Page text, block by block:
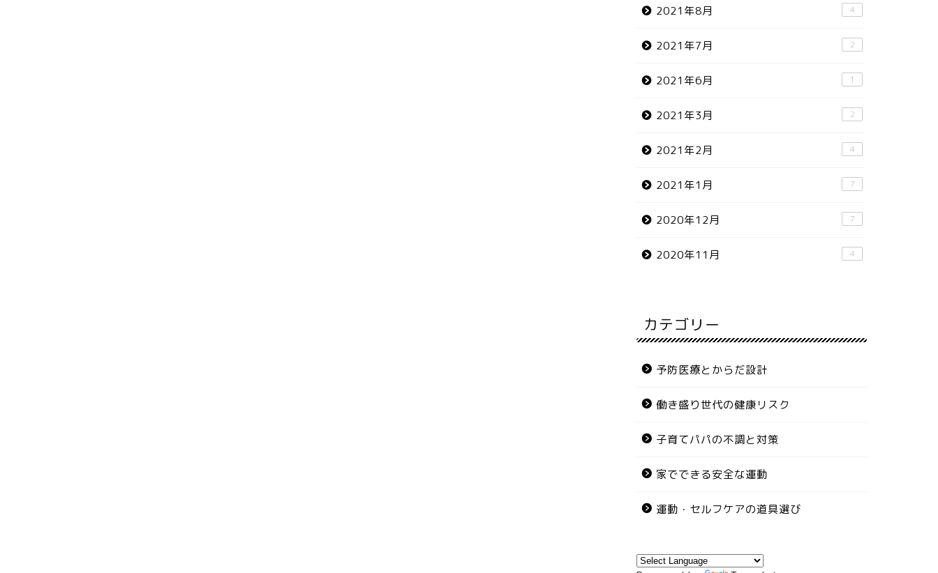
2021年8月 4
2021年7月 2
2021年6月 1
2021年3月 2
2021年2月 4
2021年1月 7
2020年12月 7
2020年11月 4
カテゴリー
予防医療とからだ設計
働き盛り世代の健康リスク
子育てパパの不調と対策
家でできる安全な運動
運動・セルフケアの道具選び